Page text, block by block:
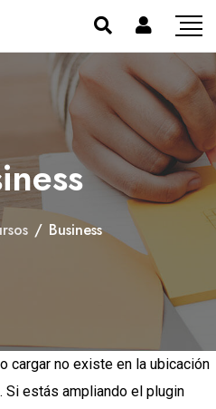
/ Business
cargar no existe en la ubicación
Si estás ampliando el plugin